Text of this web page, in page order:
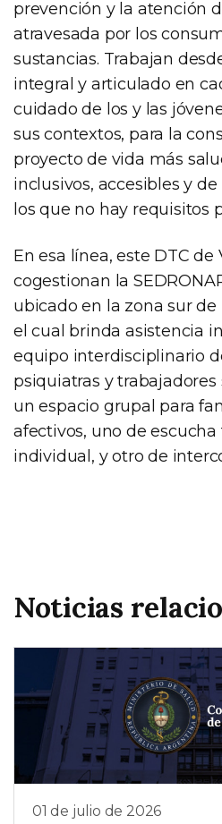
prevención y la atención
atravesada por los
sustancias. Trabajan
integral y articulado en
cuidado de los y las
sus contextos, para la
proyecto de vida más
inclusivos, accesibles y
los que no hay requisitos
En esa línea, este DTC de
cogestionan la
ubicado en la zona sur
el cual brinda asistencia
equipo interdisciplinario
psiquiatras y trabajadores
un espacio grupal para
afectivos, uno de
individual, y otro de
Noticias
01 de julio de 2026